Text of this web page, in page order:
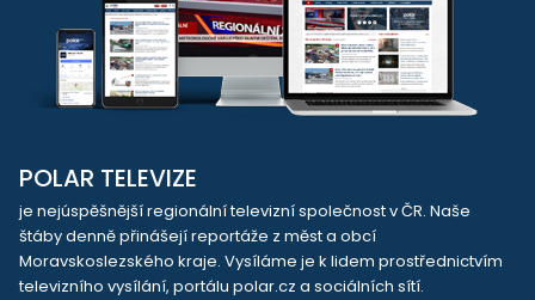
POLAR TELEVIZE
je nejúspěšnější regionální televizní společnost v ČR. Naše
štáby denně přinášejí reportáže z měst a obcí
Moravskoslezského kraje. Vysíláme je k lidem prostřednictvím
televizního vysílání, portálu polar.cz a sociálních sítí.